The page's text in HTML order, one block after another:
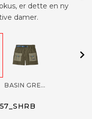
er dette en ny
damer.
BASIN GREEN P57457_BSNG